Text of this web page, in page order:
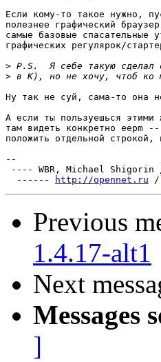
Если кому-то такое нужно,
полезнее графический
самые базовые
графических регулярок/
>
>
Ну так не суй, сама-то она
А если ты пользуешься
там видеть конкретно
положить отдельной
--
---- WBR, Michael Shigorin
------
http://opennet.ru /
Previous
1.4.17-alt1
Next
Messages
]